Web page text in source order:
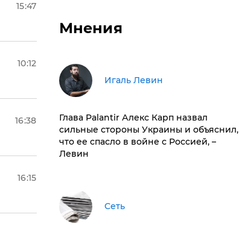
15:47
10:12
16:38
16:15
Мнения
Игаль Левин
Глава Palantir Алекс Карп назвал
сильные стороны Украины и объяснил,
что ее спасло в войне с Россией, –
Левин
Сеть